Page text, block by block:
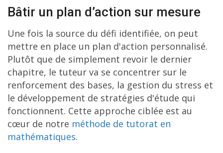
Bâtir un plan d’action sur mesure
Une fois la source du défi identifiée, on peut
mettre en place un plan d'action personnalisé.
Plutôt que de simplement revoir le dernier
chapitre, le tuteur va se concentrer sur le
renforcement des bases, la gestion du stress et
le développement de stratégies d'étude qui
fonctionnent. Cette approche ciblée est au
cœur de notre méthode de tutorat en
mathématiques.